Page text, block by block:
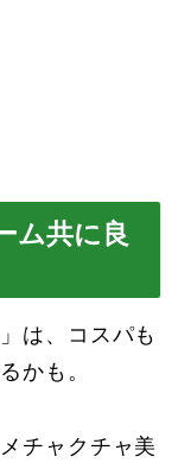
ム共に良
は、コスパも
かも。
チャクチャ美